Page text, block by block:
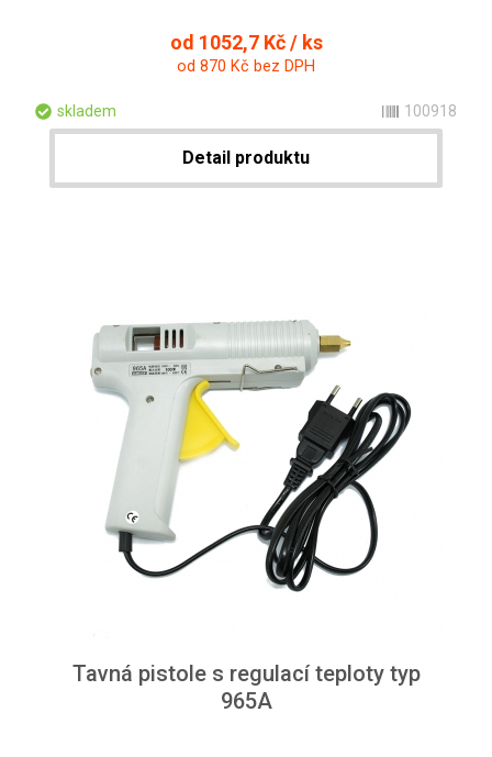
od 1052,7 Kč / ks
od 870 Kč bez DPH
skladem 100918
Detail produktu
Tavná pistole s regulací teploty typ
965A